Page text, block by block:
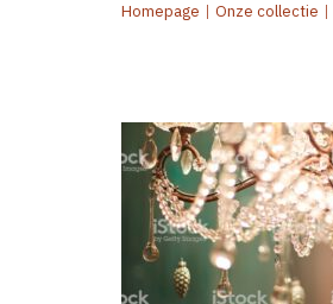
Homepage | Onze collectie |